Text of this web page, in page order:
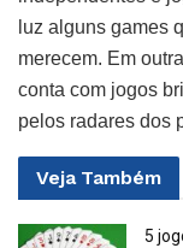
luz alguns games
merecem. Em
conta com jogos
pelos radares dos
Veja Também
5